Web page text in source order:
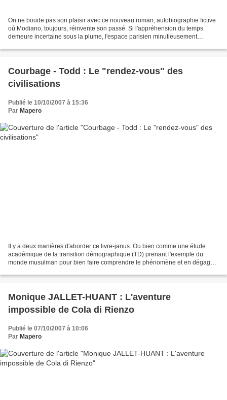
On ne boude pas son plaisir avec ce nouveau roman, autobiographie fictive
où Modiano, toujours, réinvente son passé. Si l'appréhension du temps
demeure incertaine sous la plume, l'espace parisien minutieusement
Courbage - Todd : Le "rendez-vous" des
civilisations
Publié le 10/10/2007 à 15:36
Par Mapero
Il y a deux manières d'aborder ce livre-janus. Ou bien comme une étude
académique de la transition démographique (TD) prenant l'exemple du
monde musulman pour bien faire comprendre le phénomène et en dégager
Monique JALLET-HUANT : L'aventure
impossible de Cola di Rienzo
Publié le 07/10/2007 à 10:06
Par Mapero